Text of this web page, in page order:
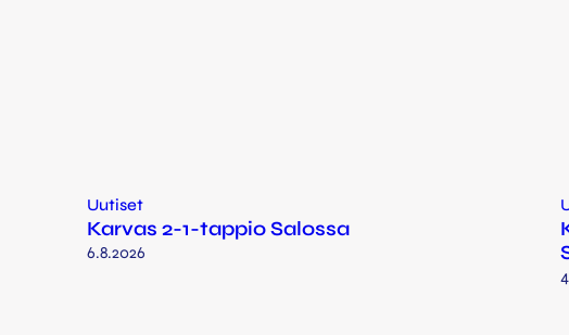
Uutiset
Karvas 2-1-tappio Salossa
6.8.2026